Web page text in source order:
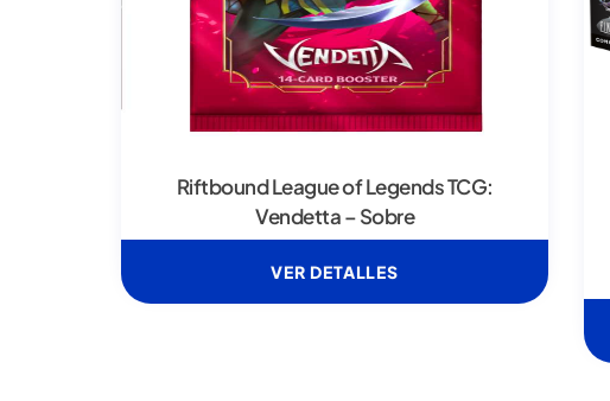
Riftbound League of Legends TCG:
Vendetta – Sobre
VER DETALLES